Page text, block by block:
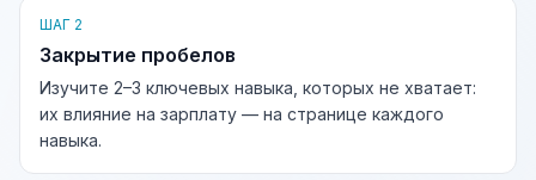
ШАГ 2
Закрытие пробелов
Изучите 2–3 ключевых навыка, которых не хватает:
их влияние на зарплату — на странице каждого
навыка.